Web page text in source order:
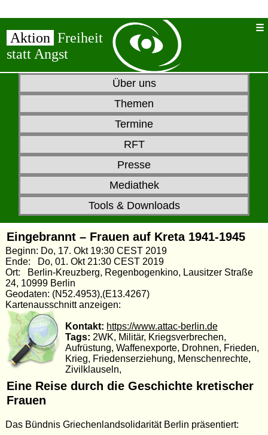
Aktion Freiheit
statt Angst
Über uns
Themen
Termine
RFT
Presse
Mediathek
Tools & Downloads
Eingebrannt – Frauen auf Kreta 1941-1945
Beginn: Do, 17. Okt 19:30 CEST 2019
Ende: Do, 01. Okt 21:30 CEST 2019
Ort: Berlin-Kreuzberg, Regenbogenkino, Lausitzer Straße
24, 10999 Berlin
Geodaten: (N52.4953),(E13.4267)
Kartenausschnitt anzeigen:
Kontakt: https://www.attac-berlin.de
Tags: 2WK, Militär, Kriegsverbrechen,
Aufrüstung, Waffenexporte, Drohnen, Frieden,
Krieg, Friedenserziehung, Menschenrechte,
Zivilklauseln,
Eine Reise durch die Geschichte kretischer
Frauen
Das Bündnis Griechenlandsolidarität Berlin präsentiert: